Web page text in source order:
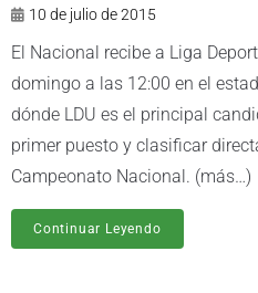
10 de julio de 2015
El Nacional recibe a Liga
domingo a las 12:00 en el
dónde LDU es el principal
primer puesto y clasificar
Campeonato Nacional. (más…)
Continuar Leyendo